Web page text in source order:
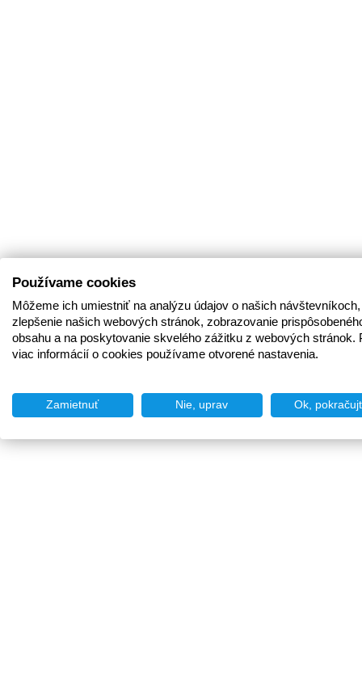
Používame cookies
Môžeme ich umiestniť na analýzu údajov o našich
zlepšenie našich webových stránok, zobrazovanie
obsahu a na poskytovanie skvelého zážitku z webových stránok.
viac informácií o cookies používame otvorené nastavenia.
Zamietnuť Nie, uprav Ok,